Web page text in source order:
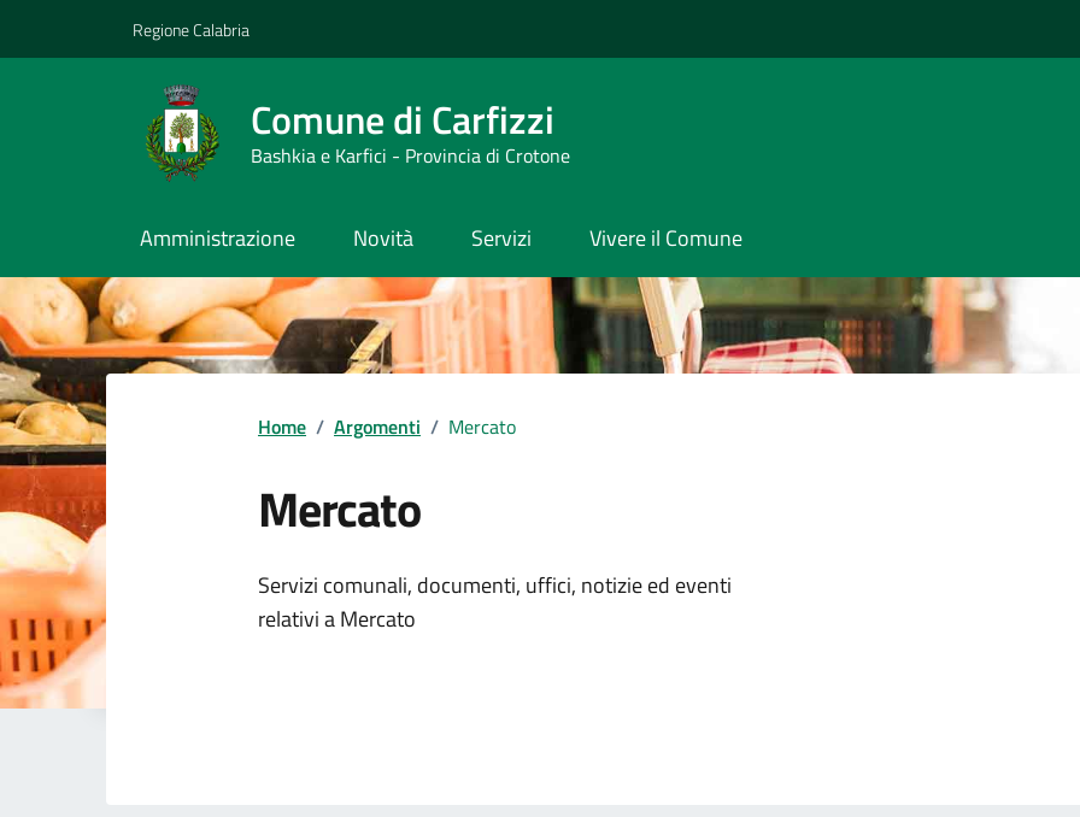
Regione Calabria
Comune di Carfizzi
Bashkia e Karfici - Provincia di Crotone
Amministrazione Novità Servizi Vivere il Comune
Home / Argomenti / Mercato
Mercato
Dettagli dell'argomento
Servizi comunali, documenti, uffici, notizie ed eventi
relativi a Mercato